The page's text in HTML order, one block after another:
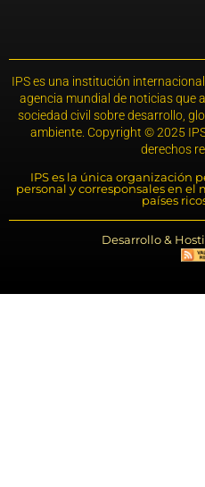
IPS es una institución
agencia mundial de noticias que
sociedad civil sobre desarrollo,
ambiente. Copyright © 2025
derechos
IPS es la única organización
personal y corresponsales en
países
Desarrollo &